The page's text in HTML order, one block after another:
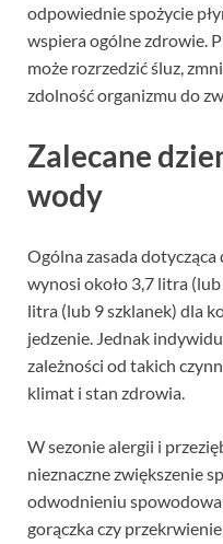
odpowiednie spożycie
wspiera ogólne zdrowie.
może rozrzedzić śluz,
zdolność organizmu do
Zalecane
wody
Ogólna zasada
wynosi około 3,7 litra
litra (lub 9 szklanek) dla
jedzenie. Jednak
zależności od takich
klimat i stan zdrowia.
W sezonie alergii i
nieznaczne zwiększenie
odwodnieniu
gorączka czy